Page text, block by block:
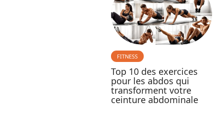
FITNESS
Top 10 des exercices
pour les abdos qui
transforment votre
ceinture abdominale